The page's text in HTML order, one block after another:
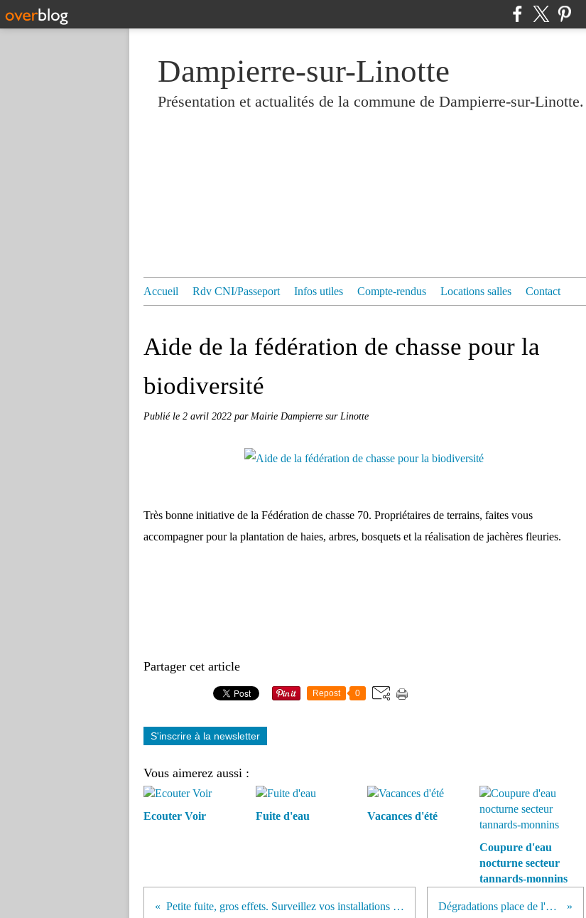
Dampierre-sur-Linotte
Présentation et actualités de la commune de Dampierre-sur-Linotte.
Accueil Rdv CNI/Passeport Infos utiles Compte-rendus Locations salles Contact
Aide de la fédération de chasse pour la
biodiversité
Publié le 2 avril 2022 par Mairie Dampierre sur Linotte
Très bonne initiative de la Fédération de chasse 70. Propriétaires de terrains, faites vous
accompagner pour la plantation de haies, arbres, bosquets et la réalisation de jachères fleuries.
Partager cet article
Repost 0
S'inscrire à la newsletter
Vous aimerez aussi :
Ecouter Voir Fuite d'eau Vacances d'été
Coupure d'eau
nocturne secteur
tannards-monnins
Petite fuite, gros effets. Surveillez vos installations d'eau ! Dégradations place de l'église